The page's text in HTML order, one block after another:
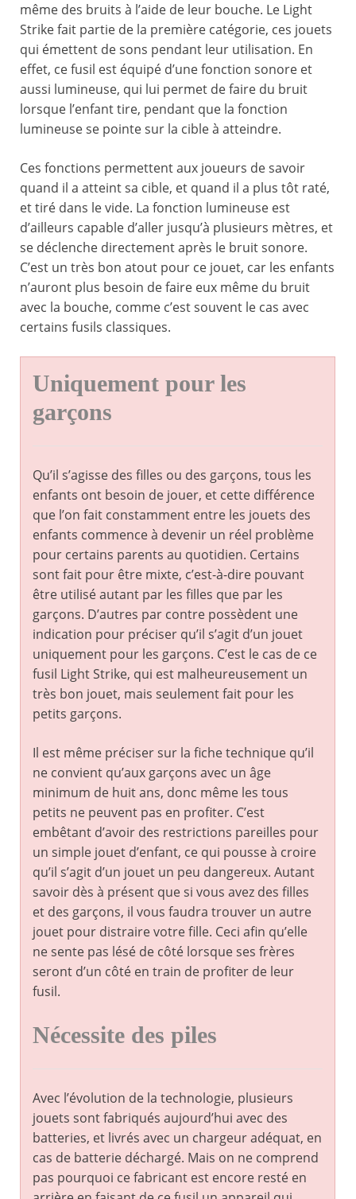
même des bruits à l’aide de leur bouche. Le Light
Strike fait partie de la première catégorie, ces jouets
qui émettent de sons pendant leur utilisation. En
effet, ce fusil est équipé d’une fonction sonore et
aussi lumineuse, qui lui permet de faire du bruit
lorsque l’enfant tire, pendant que la fonction
lumineuse se pointe sur la cible à atteindre.
Ces fonctions permettent aux joueurs de savoir
quand il a atteint sa cible, et quand il a plus tôt raté,
et tiré dans le vide. La fonction lumineuse est
d’ailleurs capable d’aller jusqu’à plusieurs mètres, et
se déclenche directement après le bruit sonore.
C’est un très bon atout pour ce jouet, car les enfants
n’auront plus besoin de faire eux même du bruit
avec la bouche, comme c’est souvent le cas avec
certains fusils classiques.
Uniquement pour les
garçons
Qu’il s’agisse des filles ou des garçons, tous les
enfants ont besoin de jouer, et cette différence
que l’on fait constamment entre les jouets des
enfants commence à devenir un réel problème
pour certains parents au quotidien. Certains
sont fait pour être mixte, c’est-à-dire pouvant
être utilisé autant par les filles que par les
garçons. D’autres par contre possèdent une
indication pour préciser qu’il s’agit d’un jouet
uniquement pour les garçons. C’est le cas de ce
fusil Light Strike, qui est malheureusement un
très bon jouet, mais seulement fait pour les
petits garçons.
Il est même préciser sur la fiche technique qu’il
ne convient qu’aux garçons avec un âge
minimum de huit ans, donc même les tous
petits ne peuvent pas en profiter. C’est
embêtant d’avoir des restrictions pareilles pour
un simple jouet d’enfant, ce qui pousse à croire
qu’il s’agit d’un jouet un peu dangereux. Autant
savoir dès à présent que si vous avez des filles
et des garçons, il vous faudra trouver un autre
jouet pour distraire votre fille. Ceci afin qu’elle
ne sente pas lésé de côté lorsque ses frères
seront d’un côté en train de profiter de leur
fusil.
Nécessite des piles
Avec l’évolution de la technologie, plusieurs
jouets sont fabriqués aujourd’hui avec des
batteries, et livrés avec un chargeur adéquat, en
cas de batterie déchargé. Mais on ne comprend
pas pourquoi ce fabricant est encore resté en